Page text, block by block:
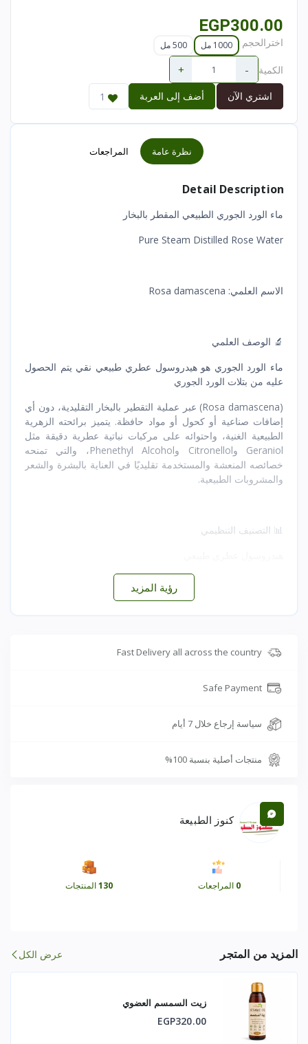
EGP300.00
اخترالحجم 1000 مل 500 مل
الكمية -
+
اشتري الآن أضف إلى العربة 1
نظرة عامة المراجعات
Detail Description
ماء الورد الجوري الطبيعي المقطر بالبخار
Pure Steam Distilled Rose Water
الاسم العلمي: Rosa damascena
🔬 الوصف العلمي
ماء الورد الجوري هو هيدروسول عطري طبيعي نقي يتم الحصول
عليه من بتلات الورد الجوري
(Rosa damascena) عبر عملية التقطير بالبخار التقليدية، دون أي
إضافات صناعية أو كحول أو مواد حافظة. يتميز برائحته الزهرية
الطبيعية الغنية، واحتوائه على مركبات نباتية عطرية دقيقة مثل
Geraniol وCitronellol وPhenethyl Alcohol، والتي تمنحه
خصائصه المنعشة والمستخدمة تقليديًا في العناية بالبشرة والشعر
والمشروبات الطبيعية.
📊 التصنيف التنظيمي
منتج طبيعي متعدد الاستخدامات
🧪 المكونات الطبيعية الفعالة
يحتوي طبيعيًا على:
Citronellol
Phenethyl Alcohol
مضادات أكسدة نباتية خفيفة
🌱 طريقة الاستخلاص والتصنيع
بتلات ورد جوري طبيعية عالية الجودة
بدون مواد حافظة
بدون نكهات أو عطور صناعية
غير معدل وراثيًا
رؤية المزيد
Fast Delivery all across the country
Safe Payment
سياسة إرجاع خلال 7 أيام
منتجات أصلية بنسبة 100%
كنوز الطبيعة
0 المراجعات 130المنتجات
المزيد من المتجر عرض الكل
زيت السمسم العضوي
EGP320.00